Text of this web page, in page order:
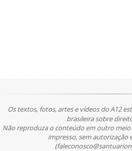
Os textos, fotos, artes e vídeos do A12
brasileira sobre
Não reproduza o conteúdo em outro
impresso, sem autorização